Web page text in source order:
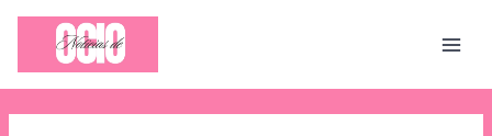
contenido